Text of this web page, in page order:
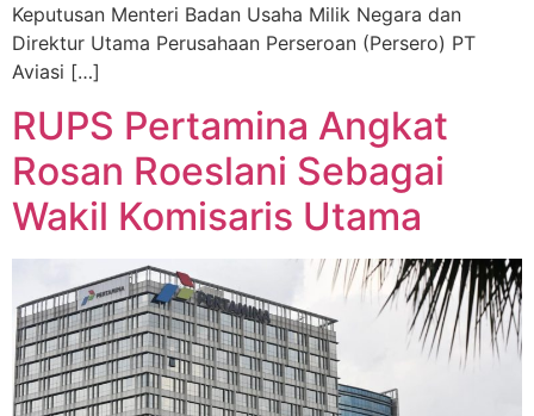
Keputusan Menteri Badan Usaha Milik Negara dan
Direktur Utama Perusahaan Perseroan (Persero) PT
Aviasi […]
RUPS Pertamina Angkat
Rosan Roeslani Sebagai
Wakil Komisaris Utama